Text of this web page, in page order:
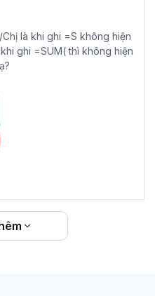
là khi ghi =S không hiện
ghi =SUM( thì không hiện